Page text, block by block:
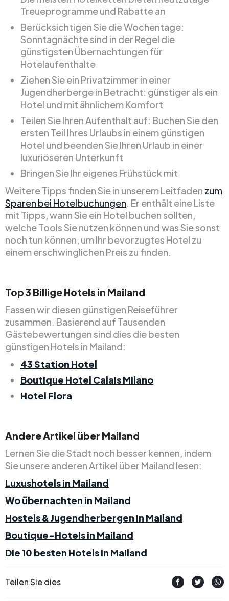
Treueprogramme und Rabatte an
Berücksichtigen Sie die Wochentage:
Sonntagnächte sind in der Regel die
günstigsten Übernachtungen für
Hotelaufenthalte
Ziehen Sie ein Privatzimmer in einer
Jugendherberge in Betracht: günstiger als ein
Hotel und mit ähnlichem Komfort
Teilen Sie Ihren Aufenthalt auf: Buchen Sie den
ersten Teil Ihres Urlaubs in einem günstigen
Hotel und beenden Sie Ihren Urlaub in einer
luxuriöseren Unterkunft
Bringen Sie Ihr eigenes Frühstück mit
Weitere Tipps finden Sie in unserem Leitfaden zum
Sparen bei Hotelbuchungen. Er enthält eine Liste
mit Tipps, wann Sie ein Hotel buchen sollten,
welche Tools Sie nutzen können und was Sie sonst
noch tun können, um Ihr bevorzugtes Hotel zu
einem erschwinglichen Preis zu finden.
Top3 BilligeHotels in Mailand
Fassen wir diesen günstigen Reiseführer
zusammen. Basierend auf Tausenden
Gästebewertungen sind dies die besten
günstigen Hotels in Mailand:
43 Station Hotel
Boutique Hotel Calais Milano
Hotel Flora
Andere Artikel über Mailand
Lernen Sie die Stadt noch besser kennen, indem
Sie unsere anderen Artikel über Mailand lesen:
Luxushotels in Mailand
Wo übernachten in Mailand
Hostels & Jugendherbergen in Mailand
Boutique-Hotels in Mailand
Die 10 besten Hotels in Mailand
Teilen Sie dies